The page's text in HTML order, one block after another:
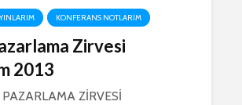
KONFERANS NOTLARIM
Zirvesi
2013
PAZARLAMA ZİRVESİ